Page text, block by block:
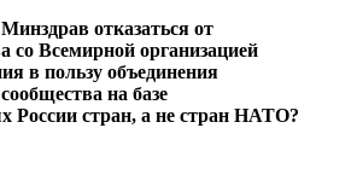
отказаться от
со Всемирной организацией
в пользу объединения
на базе
России стран, а не стран НАТО?